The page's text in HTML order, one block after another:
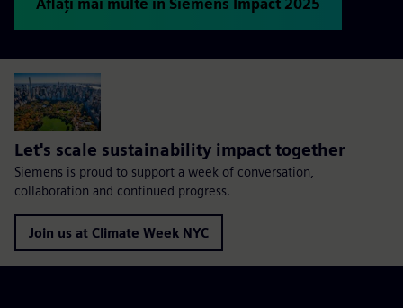
Aflați mai multe în Siemens Impact 2025
Let's scale sustainability impact together
Siemens is proud to support a week of conversation,
collaboration and continued progress.
Join us at Climate Week NYC